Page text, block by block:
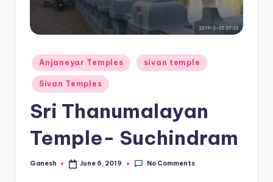
Posted
in
Anjaneyar Temples sivan temple
Sivan Temples
Sri Thanumalayan
Temple- Suchindram
Posted
Ganesh June 6, 2019 No Comments